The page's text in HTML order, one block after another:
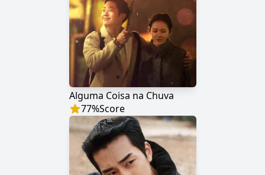
Alguma Coisa na Chuva
77%Score